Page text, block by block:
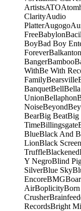
ArtistsATO
ClarityAudio
PlatterAugogo
FreeBabylon
BoyBad Boy
ForeverBalkanton
BangerBamboo
WithBe With
FamilyBearsville
BanquetBellBella
UnionBellaphon
NoiseBeyond
BearBig BeatBig
TimeBillingsgate
BlueBlack And
LionBlack Screen
TruffleBlackened
Y NegroBlind
SilverBlue Sky
EncoreBMG
AirBoplicity
Crusher
RecordsBright